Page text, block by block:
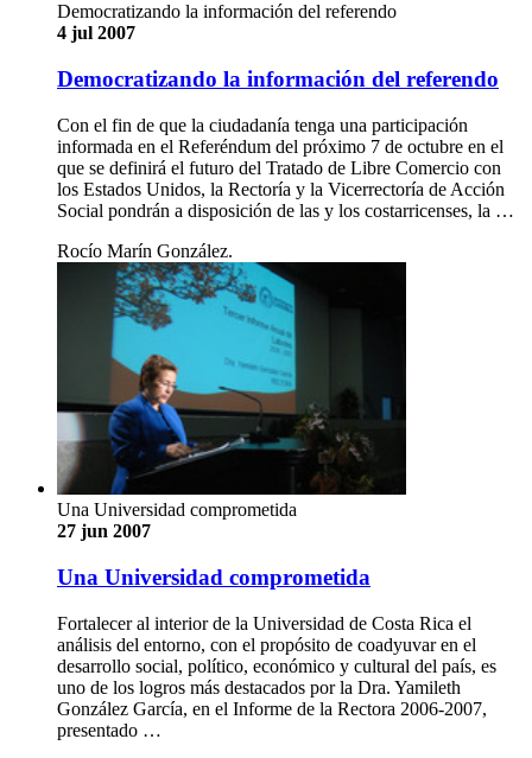
Democratizando la información del referendo
4 jul 2007
Democratizando la información del referendo
Con el fin de que la ciudadanía tenga una participación
informada en el Referéndum del próximo 7 de octubre en el
que se definirá el futuro del Tratado de Libre Comercio con
los Estados Unidos, la Rectoría y la Vicerrectoría de Acción
Social pondrán a disposición de las y los costarricenses, la …
Rocío Marín González.
Una Universidad comprometida
27 jun 2007
Una Universidad comprometida
Fortalecer al interior de la Universidad de Costa Rica el
análisis del entorno, con el propósito de coadyuvar en el
desarrollo social, político, económico y cultural del país, es
uno de los logros más destacados por la Dra. Yamileth
González García, en el Informe de la Rectora 2006-2007,
presentado …